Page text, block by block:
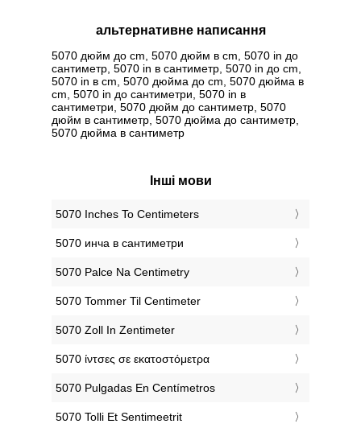
альтернативне написання
5070 дюйм до cm, 5070 дюйм в cm, 5070 in до
сантиметр, 5070 in в сантиметр, 5070 in до cm,
5070 in в cm, 5070 дюйма до cm, 5070 дюйма в
cm, 5070 in до сантиметри, 5070 in в
сантиметри, 5070 дюйм до сантиметр, 5070
дюйм в сантиметр, 5070 дюйма до сантиметр,
5070 дюйма в сантиметр
Інші мови
‎5070 Inches To Centimeters
‎5070 инча в сантиметри
‎5070 Palce Na Centimetry
‎5070 Tommer Til Centimeter
‎5070 Zoll In Zentimeter
‎5070 ίντσες σε εκατοστόμετρα
‎5070 Pulgadas En Centímetros
‎5070 Tolli Et Sentimeetrit